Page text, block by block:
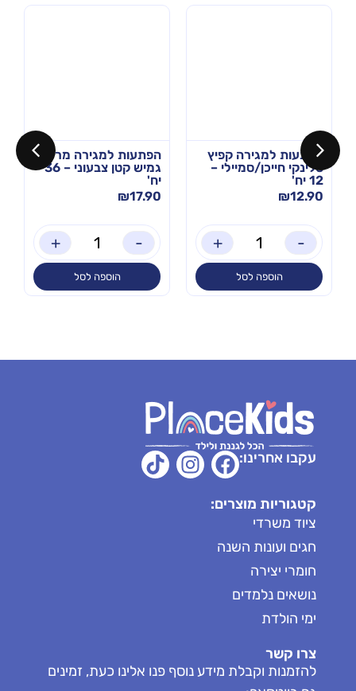
הפתעות למגירה קפיץ
סלינקי חייכן/סמיילי –
12 יח'
₪12.90
-
+
הוספה לסל
הפתעות למגירה מר
גמיש קטן צבעוני – 36
יח'
₪17.90
-
+
הוספה לסל
עקבו אחרינו:
קטגוריות מוצרים:
ציוד משרדי
חגים ועונות השנה
חומרי יצירה
נושאים נלמדים
ימי הולדת
צרו קשר
להזמנות וקבלת מידע נוסף פנו אלינו כעת, זמינים